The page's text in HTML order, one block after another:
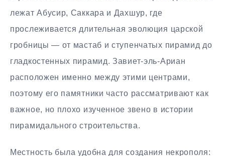
лежат Абусир, Саккара и Дахшур, где
прослеживается длительная эволюция царской
гробницы — от мастаб и ступенчатых пирамид до
гладкостенных пирамид. Завиет-эль-Ариан
расположен именно между этими центрами,
поэтому его памятники часто рассматривают как
важное, но плохо изученное звено в истории
пирамидального строительства.
Местность была удобна для создания некрополя: